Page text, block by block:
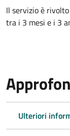
Il servizio è
tra i 3 mesi e i 3
Ulteriori